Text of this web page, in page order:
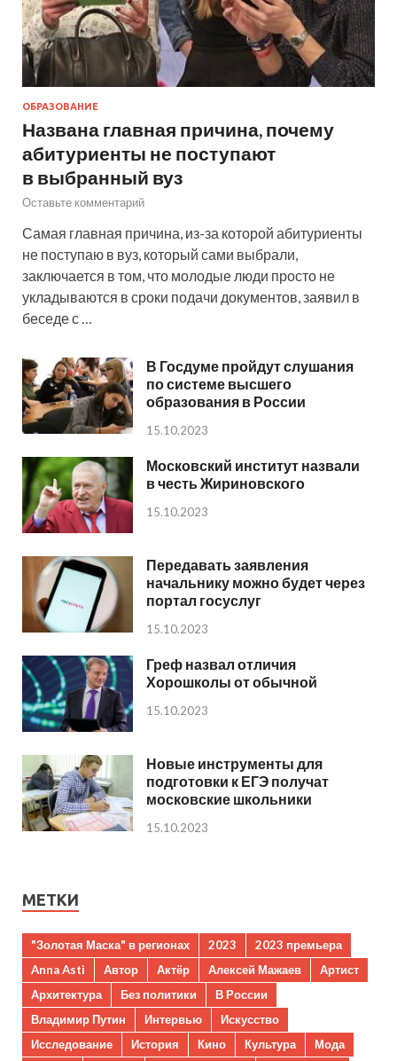
ОБРАЗОВАНИЕ
Названа главная причина, почему
абитуриенты не поступают
в выбранный вуз
Оставьте комментарий
Самая главная причина, из-за которой абитуриенты
не поступаю в вуз, который сами выбрали,
заключается в том, что молодые люди просто не
укладываются в сроки подачи документов, заявил в
беседе с …
В Госдуме пройдут слушания
по системе высшего
образования в России
15.10.2023
Московский институт назвали
в честь Жириновского
15.10.2023
Передавать заявления
начальнику можно будет через
портал госуслуг
15.10.2023
Греф назвал отличия
Хорошколы от обычной
15.10.2023
Новые инструменты для
подготовки к ЕГЭ получат
московские школьники
15.10.2023
МЕТКИ
"Золотая Маска" в регионах 2023
2023 премьера
Anna Asti
Автор Актёр Алексей Мажаев
Артист
Архитектура
Без политики
В России
Владимир Путин
Интервью
Искусство
Исследование
История Кино Культура
Мода